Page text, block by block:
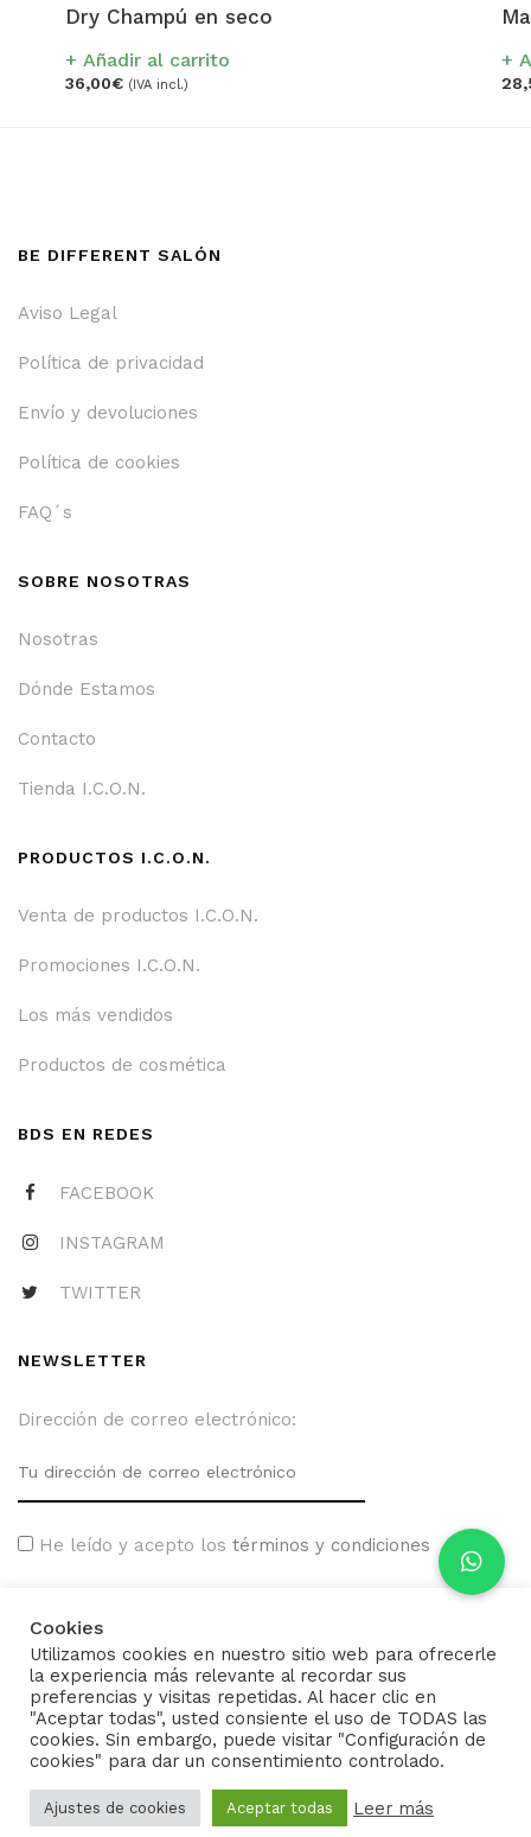
Dry Champú en seco
Añadir al carrito
36,00€ (IVA incl.)
BE DIFFERENT SALÓN
Aviso Legal
Política de privacidad
Envío y devoluciones
Política de cookies
FAQ´s
SOBRE NOSOTRAS
Nosotras
Dónde Estamos
Contacto
Tienda I.C.O.N.
PRODUCTOS I.C.O.N.
Venta de productos I.C.O.N.
Promociones I.C.O.N.
Los más vendidos
Productos de cosmética
BDS EN REDES
FACEBOOK
INSTAGRAM
TWITTER
NEWSLETTER
Dirección de correo electrónico:
He leído y acepto los términos y condiciones
2022 |Desarrollo web: Elitek Solutions.
Cookies
Utilizamos cookies en nuestro sitio web para ofrecerle
la experiencia más relevante al recordar sus
preferencias y visitas repetidas. Al hacer clic en
"Aceptar todas", usted consiente el uso de TODAS las
cookies. Sin embargo, puede visitar "Configuración de
cookies" para dar un consentimiento controlado.
Ajustes de cookies Aceptar todas Leer más